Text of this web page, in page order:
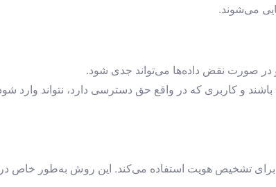
می‌شوند.
در صورت نقض داده‌ها می‌تواند جدی شود.
و کاربری که در واقع حق دسترسی دارد، نتواند وارد
تشخیص هویت استفاده می‌کند. این روش به‌طور خاص